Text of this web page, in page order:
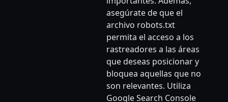
asegúrate de que el
archivo robots.txt
permita el acceso a los
rastreadores a las áreas
que deseas posicionar y
bloquea aquellas que no
son relevantes. Utiliza
Google Search Console